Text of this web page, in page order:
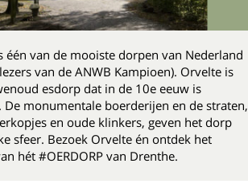
één van de mooiste dorpen van Nederland
van de ANWB Kampioen). Orvelte is
esdorp dat in de 10e eeuw is
De monumentale boerderijen en de straten,
en oude klinkers, geven het dorp
sfeer. Bezoek Orvelte én ontdek het
hét #OERDORP van Drenthe.